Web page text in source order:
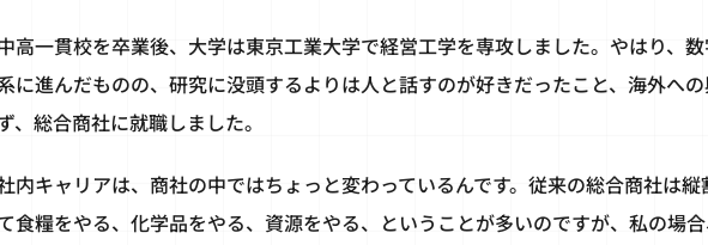
高一貫校を卒業後、大学は東京工業大学で経営工学を専攻しました。やはり、
に進んだものの、研究に没頭するよりは人と話すのが好きだったこと、海外へ
、総合商社に就職しました。
内キャリアは、商社の中ではちょっと変わっているんです。従来の総合商社は
食糧をやる、化学品をやる、資源をやる、ということが多いのですが、私の場